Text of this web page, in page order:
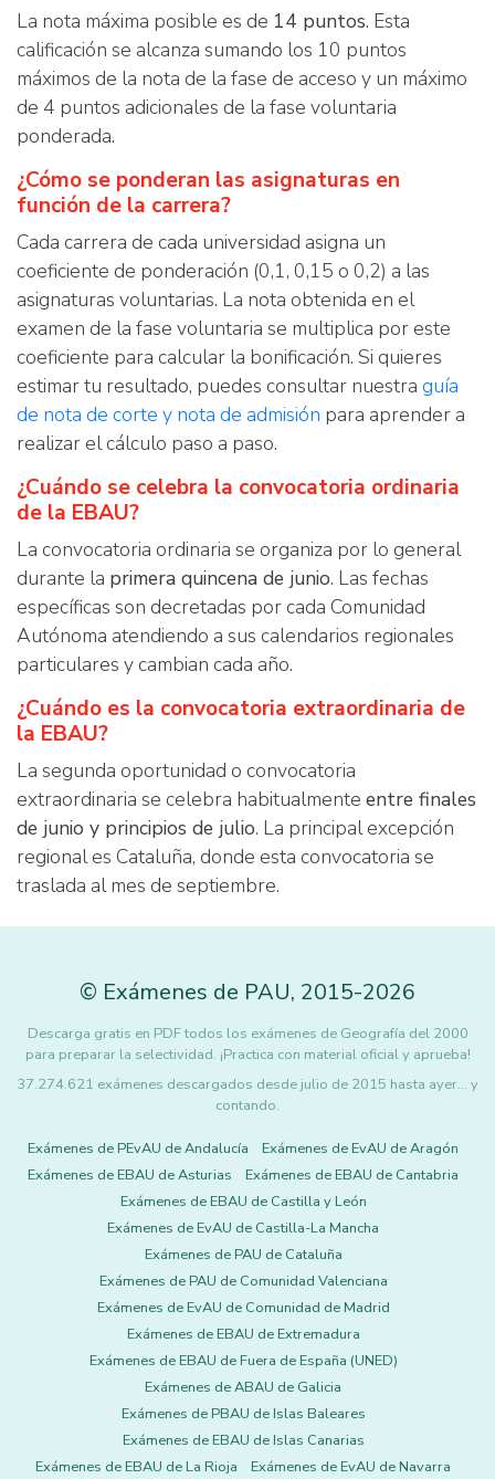
La nota máxima posible es de 14 puntos. Esta
calificación se alcanza sumando los 10 puntos
máximos de la nota de la fase de acceso y un máximo
de 4 puntos adicionales de la fase voluntaria
ponderada.
¿Cómo se ponderan las asignaturas en
función de la carrera?
Cada carrera de cada universidad asigna un
coeficiente de ponderación (0,1, 0,15 o 0,2) a las
asignaturas voluntarias. La nota obtenida en el
examen de la fase voluntaria se multiplica por este
coeficiente para calcular la bonificación. Si quieres
estimar tu resultado, puedes consultar nuestra guía
de nota de corte y nota de admisión para aprender a
realizar el cálculo paso a paso.
¿Cuándo se celebra la convocatoria ordinaria
de la EBAU?
La convocatoria ordinaria se organiza por lo general
durante la primera quincena de junio. Las fechas
específicas son decretadas por cada Comunidad
Autónoma atendiendo a sus calendarios regionales
particulares y cambian cada año.
¿Cuándo es la convocatoria extraordinaria de
la EBAU?
La segunda oportunidad o convocatoria
extraordinaria se celebra habitualmente entre finales
de junio y principios de julio. La principal excepción
regional es Cataluña, donde esta convocatoria se
traslada al mes de septiembre.
© Exámenes de PAU, 2015-2026
Descarga gratis en PDF todos los exámenes de Geografía del 2000
para preparar la selectividad. ¡Practica con material oficial y aprueba!
37.274.621 exámenes descargados desde julio de 2015 hasta ayer... y
contando.
Exámenes de PEvAU de Andalucía
Exámenes de EvAU de Aragón
Exámenes de EBAU de Asturias
Exámenes de EBAU de Cantabria
Exámenes de EBAU de Castilla y León
Exámenes de EvAU de Castilla-La Mancha
Exámenes de PAU de Cataluña
Exámenes de PAU de Comunidad Valenciana
Exámenes de EvAU de Comunidad de Madrid
Exámenes de EBAU de Extremadura
Exámenes de EBAU de Fuera de España (UNED)
Exámenes de ABAU de Galicia
Exámenes de PBAU de Islas Baleares
Exámenes de EBAU de Islas Canarias
Exámenes de EBAU de La Rioja
Exámenes de EvAU de Navarra